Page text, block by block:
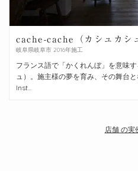
cache-cache（カシュカシ
岐阜県岐阜市 2016年施工
フランス語で「かくれんぼ」を意味
ュ）。施主様の夢を育み、その舞台
Inst...
店舗 の実